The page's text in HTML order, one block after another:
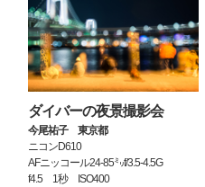
ダイバーの夜景撮影会
今尾祐子 東京都
ニコンD610
AFニッコール24-85㍉f/3.5-4.5G
f4.5 1秒 ISO400